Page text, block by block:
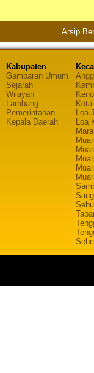
Arsip
Kabupaten
Gambaran Umum
Sejarah
Wilayah
Lambang
Pemerintahan
Kepala Daerah
Loa
Loa